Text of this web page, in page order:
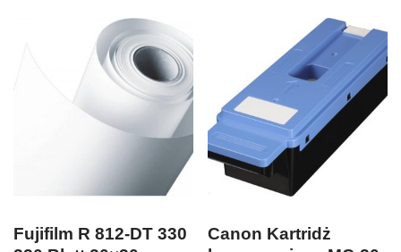
Fujifilm R 812-DT 330
Canon Kartridż